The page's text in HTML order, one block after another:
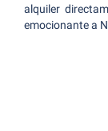
alquiler
emocionante a